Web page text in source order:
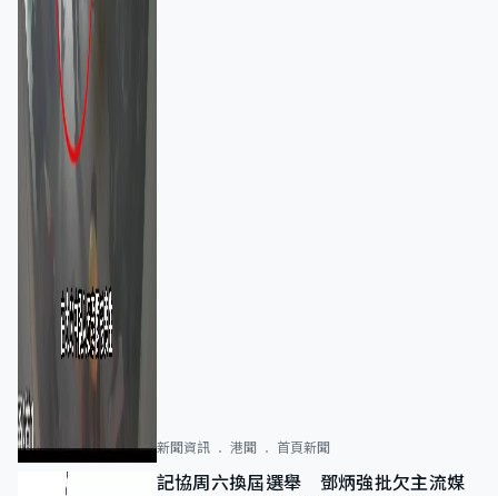
新聞資訊 港聞 首頁新聞
記協周六換屆選舉 鄧炳強批欠主流媒